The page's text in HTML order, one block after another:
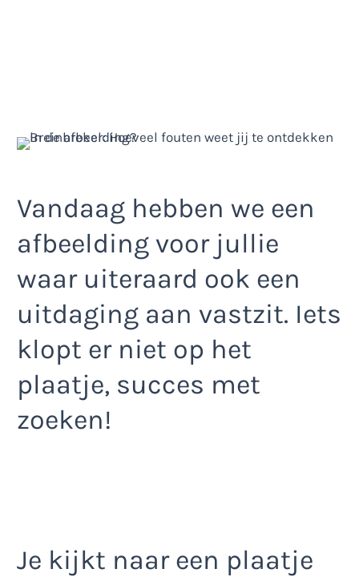
Vandaag hebben we een
afbeelding voor jullie
waar uiteraard ook een
uitdaging aan vastzit. Iets
klopt er niet op het
plaatje, succes met
zoeken!
Je kijkt naar een plaatje